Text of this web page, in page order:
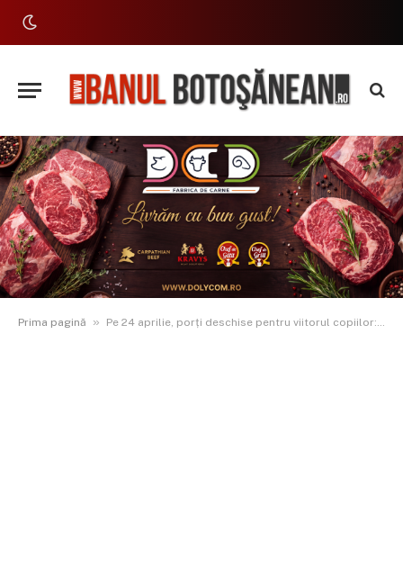
Prima pagină » Pe 24 aprilie, porți deschise pentru viitorul copiilor: grădinițele și creșele din Botoșani își prezintă oferta educațională